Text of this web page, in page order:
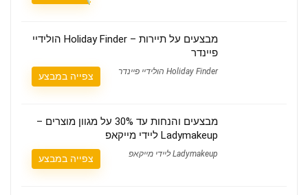
מבצעים על תיירות – Holiday Finder הולידיי
פיינדר
Holiday Finder הולידיי פיינדר צפייה במבצע
מבצעים והנחות עד 30% על מגוון מוצרים –
Ladymakeup ליידי מייקאפ
Ladymakeup ליידי מייקאפ צפייה במבצע